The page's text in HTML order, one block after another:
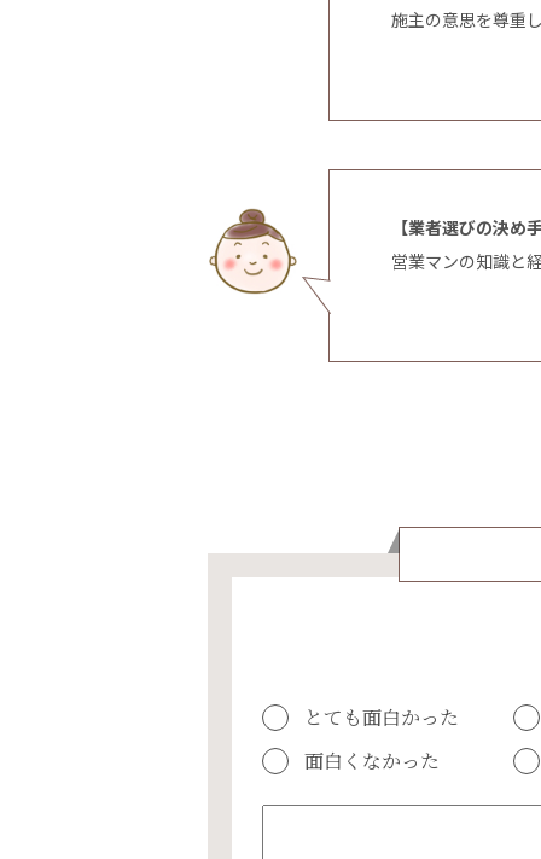
施主の意思を尊重
【業者選びの決め
営業マンの知識と
とても面白かった
面白くなかった